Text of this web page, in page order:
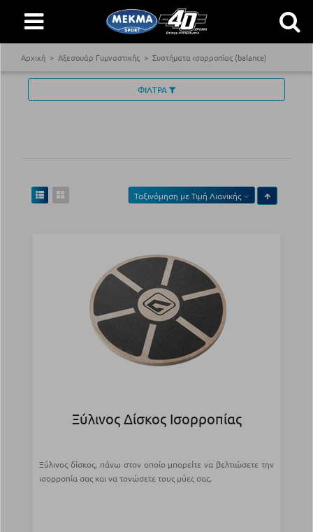
Αρχική Αξεσουάρ Γυμναστικής Συστήματα ισορροπίας (balance)
ΦΙΛΤΡΑ
Ταξινόμηση μεΤιμή Λιανικής
Ξύλινος Δίσκος Ισορροπίας
Ξύλινος δίσκος, πάνω στον οποίο μπορείτε να βελτιώσετε την
ισορροπία σας και να τονώσετε τους μύες σας.